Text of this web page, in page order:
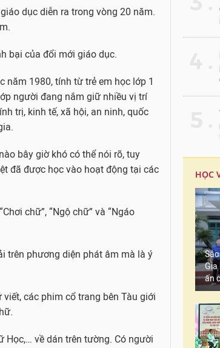
dục diễn ra trong vòng 20 năm.
bại của đổi mới giáo dục.
năm 1980, tính từ trẻ em học lớp 1
người đang nắm giữ nhiều vị trí
trị, kinh tế, xã hội, an ninh, quốc
bây giờ khó có thể nói rõ, tuy
đã được học vào hoạt động tại các
chữ”, “Ngộ chữ” và “Ngáo
trên phương diện phát âm mà là ý
các phim cổ trang bên Tàu giới
Học,… về dán trên tường. Có người
HỌC
Gia
ấn